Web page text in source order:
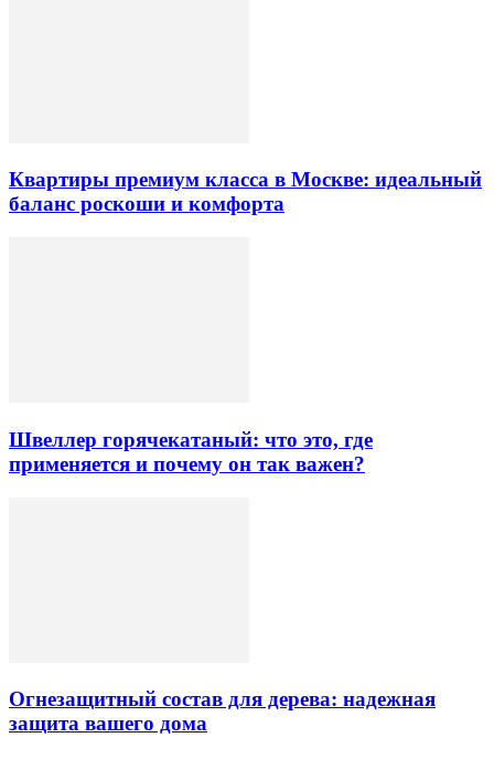
Квартиры премиум класса в Москве: идеальный
баланс роскоши и комфорта
Швеллер горячекатаный: что это, где
применяется и почему он так важен?
Огнезащитный состав для дерева: надежная
защита вашего дома